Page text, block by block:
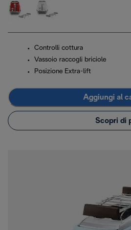
Controlli cottura
Vassoio raccogli briciole
Posizione Extra-lift
Aggiungi al
Scopri di